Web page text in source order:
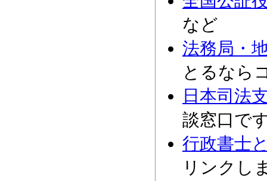
など
法務局・
とるなら
日本司法
談窓口で
行政書士
リンクし